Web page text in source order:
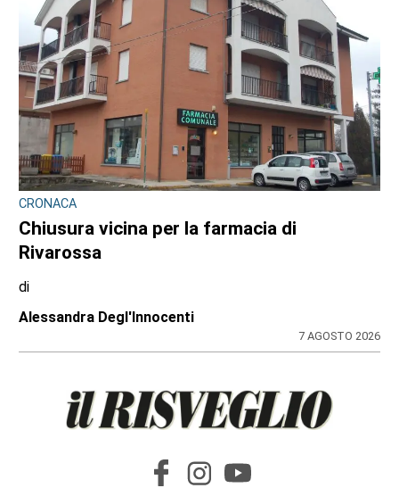
CRONACA
Chiusura vicina per la farmacia di
Rivarossa
di
Alessandra Degl'Innocenti
7 AGOSTO 2026